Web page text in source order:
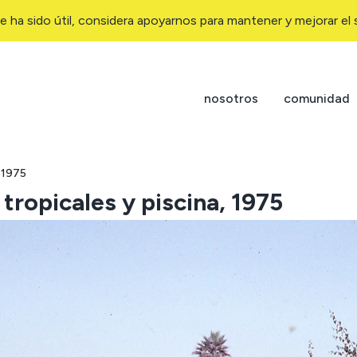
ha sido útil, considera apoyarnos para mantener y mejorar el
nosotros comunidad
y piscina, 1975